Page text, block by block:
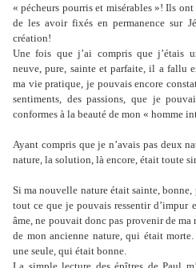
« pécheurs pourris et misérables »! Ils
de les avoir fixés en permanence sur
création!
Une fois que j’ai compris que j’étais
neuve, pure, sainte et parfaite, il a fallu
ma vie pratique, je pouvais encore
sentiments, des passions, que je
conformes à la beauté de mon « homme
Ayant compris que je n’avais pas deux
nature, la solution, là encore, était toute
Si ma nouvelle nature était sainte, bonne,
tout ce que je pouvais ressentir d’impur
âme, ne pouvait donc pas provenir de
de mon ancienne nature, qui était morte.
une seule, qui était bonne.